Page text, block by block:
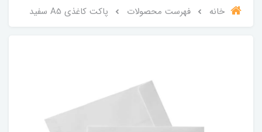
خانه فهرست محصولات پاکت کاغذی A5 سفید